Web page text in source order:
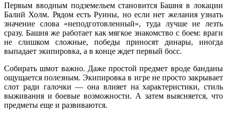
Первым вводным подземельем становится Башня в локации
Балий Холм. Рядом есть Руины, но если нет желания узнать
значение слова «неподготовленный», туда лучше не лезть
сразу. Башня же работает как мягкое знакомство с боем: враги
не слишком сложные, победы приносят динары, иногда
выпадает экипировка, а в конце ждет первый босс.
Собирать шмот важно. Даже простой предмет вроде банданы
ощущается полезным. Экипировка в игре не просто закрывает
слот ради галочки — она влияет на характеристики, стиль
выживания и боевые возможности. А затем выясняется, что
предметы еще и развиваются.